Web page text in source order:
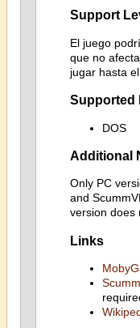
Support
El juego
que no
jugar hasta el
Supported
DOS
Additional
Only PC
and
version does
Links